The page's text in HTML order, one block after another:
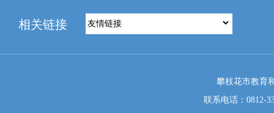
相关链接
攀枝花市教育
联系电话：0812-